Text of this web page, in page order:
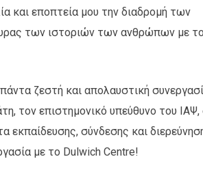
και εποπτεία μου την διαδρομή των
των ιστοριών των ανθρώπων με
ζεστή και απολαυστική
τον επιστημονικό υπεύθυνο του
εκπαίδευσης, σύνδεσης και
με το Dulwich Centre!